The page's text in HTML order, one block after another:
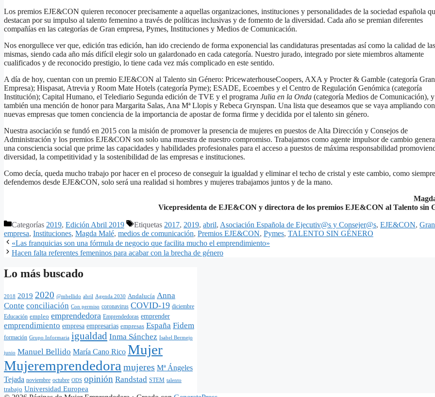
Los premios EJE&CON quieren reconocer precisamente a aquellas organizaciones, instituciones y personalidades de la sociedad española
destacan por su impulso al talento femenino a través de políticas inclusivas y de fomento de la diversidad. Cada año se premian diferentes
compañías en las categorías de Gran empresa, Pymes, Instituciones y Medios de Comunicación.
Nos enorgullece ver que, edición tras edición, han ido creciendo de forma exponencial las candidaturas presentadas así como la calidad de las
mismas, siendo cada año más difícil elegir solo un galardonado en cada categoría. Nuestro jurado, integrado por siete miembros altamente
cualificados y de reconocido prestigio, lo tiene cada vez más complicado en este sentido.
A día de hoy, cuentan con un premio EJE&CON al Talento sin Género: PricewaterhouseCoopers, AXA y Procter & Gamble (categoría Gran
Empresa); Hispasat, Atrevia y Room Mate Hotels (categoría Pyme); ESADE, Ecoembes y el Centro de Regulación Genómica (categoría
Institución); Capital Humano, el Telediario Segunda edición de TVE y el programa Julia en la Onda (categoría Medios de Comunicación), y
también una mención de honor para Margarita Salas, Ana Mª Llopis y Rebeca Grynspan. Una lista que deseamos que se vaya ampliando con
nuevas empresas que tomen conciencia de la importancia de apostar de forma firme y decidida por el talento sin género.
Nuestra asociación se fundó en 2015 con la misión de promover la presencia de mujeres en puestos de Alta Dirección y Consejos de
Administración y los premios EJE&CON son solo una muestra de nuestro compromiso. Trabajamos como agente impulsor de cambio
una consciencia social que prime las capacidades y habilidades profesionales para el acceso a puestos de máxima responsabilidad
diversidad, la competitividad y la sostenibilidad de las empresas e instituciones.
Como decía, queda mucho trabajo por hacer en el proceso de conseguir la igualdad y eliminar el techo de cristal y este cambio, como siempre
defendemos desde EJE&CON, solo será una realidad si hombres y mujeres trabajamos juntos y de la mano.
Vicepresidenta de EJE&CON y directora de los premios EJE&CON al Talento sin
Categorías 2019, Edición Abril 2019 Etiquetas 2017, 2019, abril, Asociación Española de Ejecutiv@s y Consejer@s, EJE&CON, Gran
empresa, Instituciones, Magda Malé, medios de comunicación, Premios EJE&CON, Pymes, TALENTO SIN GÉNERO
«Las franquicias son una fórmula de negocio que facilita mucho el emprendimiento»
Hacen falta referentes femeninos para acabar con la brecha de género
Lo más buscado
2018 2019 2020 @mbellido abril Agenda 2030 Andalucía Anna
Conte conciliación Con permiso coronavirus COVID-19 diciembre
Educación empleo emprendedora Emprendedoras emprender
emprendimiento empresa empresarias empresas España Fidem
formación Grupo Informaria igualdad Inma Sánchez Isabel Bermejo
junio Manuel Bellido María Cano Rico Mujer
Mujeremprendedora mujeres Mª Ángeles
Tejada noviembre octubre ODS opinión Randstad STEM talento
trabajo Universidad Europea